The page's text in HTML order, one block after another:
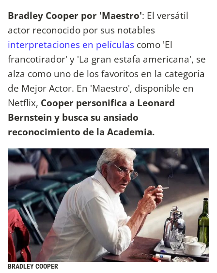
Bradley Cooper por 'Maestro': El versátil
actor reconocido por sus notables
interpretaciones en películas como 'El
francotirador' y 'La gran estafa americana', se
alza como uno de los favoritos en la categoría
de Mejor Actor. En 'Maestro', disponible en
Netflix, Cooper personifica a Leonard
Bernstein y busca su ansiado
reconocimiento de la Academia.
BRADLEY COOPER